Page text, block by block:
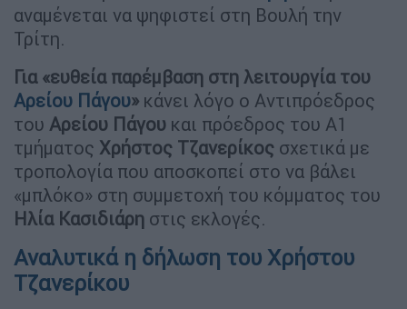
αναμένεται να ψηφιστεί στη Βουλή την
Τρίτη.
Για «ευθεία παρέμβαση στη λειτουργία του
Αρείου Πάγου» κάνει λόγο ο Αντιπρόεδρος
του Αρείου Πάγου και πρόεδρος του Α1
τμήματος Χρήστος Τζανερίκος σχετικά με
τροπολογία που αποσκοπεί στο να βάλει
«μπλόκο» στη συμμετοχή του κόμματος του
Ηλία Κασιδιάρη στις εκλογές.
Αναλυτικά η δήλωση του Χρήστου
Τζανερίκου